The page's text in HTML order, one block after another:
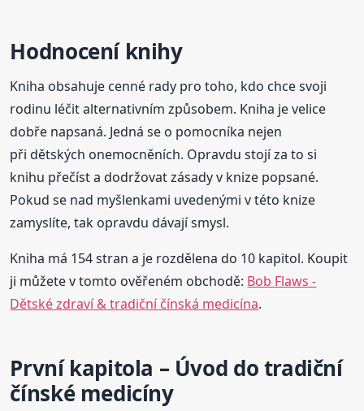
Hodnocení knihy
Kniha obsahuje cenné rady pro toho, kdo chce svoji
rodinu léčit alternativním způsobem. Kniha je velice
dobře napsaná. Jedná se o pomocníka nejen
při dětských onemocněních. Opravdu stojí za to si
knihu přečíst a dodržovat zásady v knize popsané.
Pokud se nad myšlenkami uvedenými v této knize
zamyslíte, tak opravdu dávají smysl.
Kniha má 154 stran a je rozdělena do 10 kapitol. Koupit
ji můžete v tomto ověřeném obchodě: Bob Flaws -
Dětské zdraví & tradiční čínská medicína.
První kapitola – Úvod do tradiční
čínské medicíny